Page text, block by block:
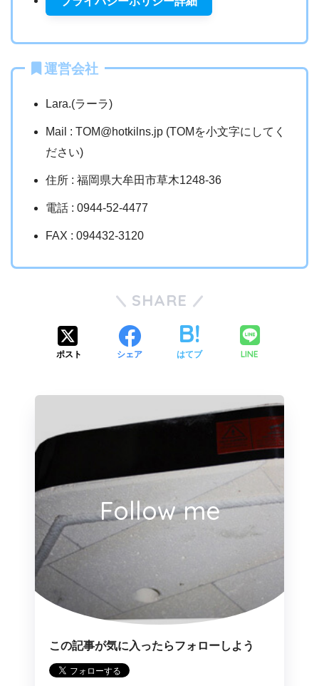
運営会社
Lara.(ラーラ)
Mail : TOM@hotkilns.jp (TOMを小文字にしてく
ださい)
住所 : 福岡県大牟田市草木1248-36
電話 : 0944-52-4477
FAX : 094432-3120
SHARE
ポスト シェア はてブ LINE
Follow me
この記事が気に入ったらフォローしよう